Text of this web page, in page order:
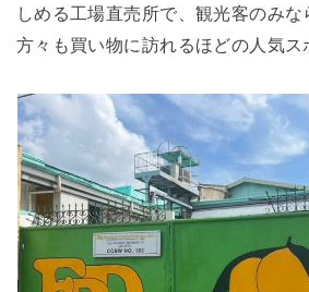
しめる工場直売所で、観光客のみ
方々も買い物に訪れるほどの人気